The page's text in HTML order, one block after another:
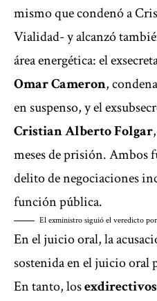
mismo que condenó a
Vialidad- y alcanzó
área energética: el
Omar Cameron,
en suspenso, y el
Cristian Alberto Folgar
meses de prisión. Ambos
delito de negociaciones
función pública.
El exministro siguió el veredicto
En el juicio oral, la
sostenida en el juicio oral
En tanto, los